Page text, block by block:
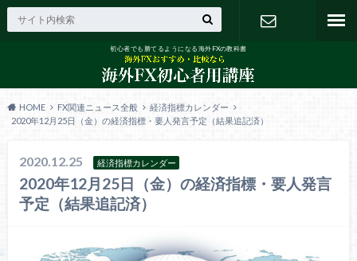
初心者でも勝てるようになる海外FXの教科書
HOME FX関連ニュース全般
経済指標カレンダー
2020年12月25日（金）の経済指標・要人発言予定（結果追記済）
2020.12.25 経済指標カレンダー
2020年12月25日（金）の経済指標・要人発言
予定（結果追記済）